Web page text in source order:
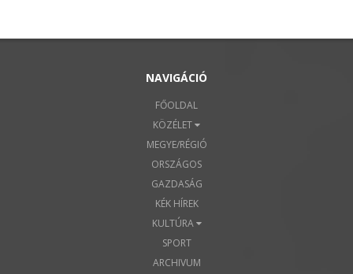
NAVIGÁCIÓ
FŐOLDAL
KÖZÉLET
MEGYE/RÉGIÓ
ORSZÁGOS
GAZDASÁG
KÉK HÍREK
KULTÚRA
SPORT
ARCHIVUM